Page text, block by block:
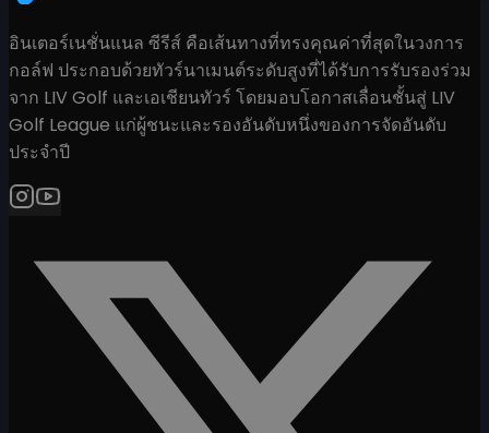
อินเตอร์เนชั่นแนล ซีรีส์ คือเส้นทางที่ทรงคุณค่าที่สุดในวงการ
กอล์ฟ ประกอบด้วยทัวร์นาเมนต์ระดับสูงที่ได้รับการรับรองร่วม
จาก LIV Golf และเอเชียนทัวร์ โดยมอบโอกาสเลื่อนชั้นสู่ LIV
Golf League แก่ผู้ชนะและรองอันดับหนึ่งของการจัดอันดับ
ประจำปี